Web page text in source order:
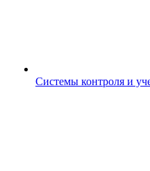
Системы контроля и